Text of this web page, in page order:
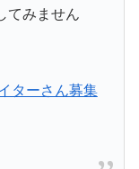
てみません
ターさん募集